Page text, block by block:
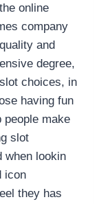
online
company
and
degree,
choices, in
having fun
people make
slot
when lookin
icon
they has